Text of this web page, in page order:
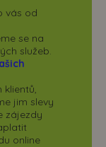
vás od
se na
služeb.
klientů,
jim slevy
zájezdy
online